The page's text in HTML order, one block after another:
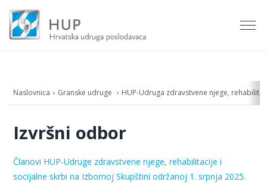
Naslovnica Granske udruge HUP-Udruga zdravstvene njege,
Izvršni odbor
Članovi HUP-Udruge zdravstvene njege, rehabilitacije i
socijalne skrbi na Izbornoj Skupštini održanoj 1. srpnja 2025.